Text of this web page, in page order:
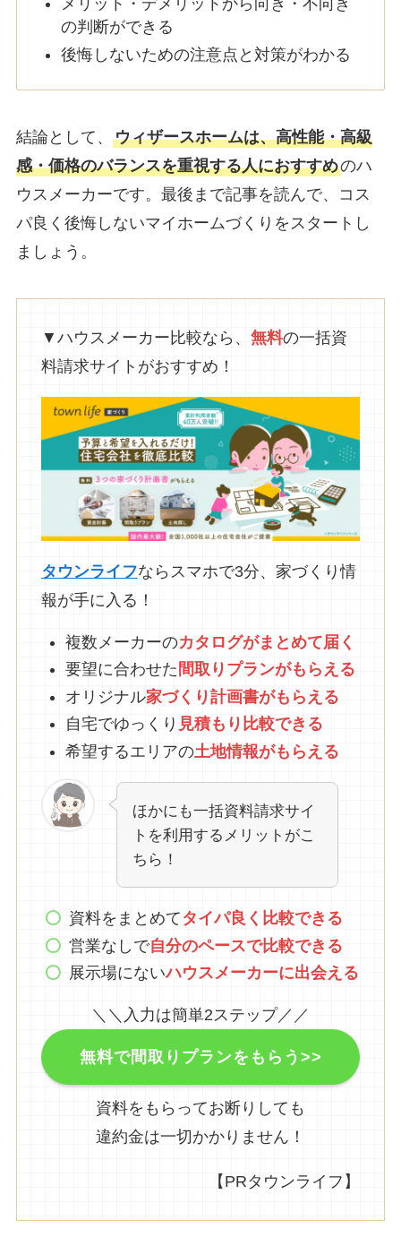
メリット・デメリットから向き・不向き
の判断ができる
後悔しないための注意点と対策がわかる
結論として、 ウィザースホームは、高性能・高級
感・価格のバランスを重視する人におすすめのハ
ウスメーカーです。最後まで記事を読んで、コス
パ良く後悔しないマイホームづくりをスタートし
ましょう。
▼ハウスメーカー比較なら、 無料の一括資
料請求サイトがおすすめ！
タウンライフならスマホで3分、家づくり情
報が手に入る！
複数メーカーのカタログがまとめて届 く
要望に合わせた 間取りプランがもらえる
オリジナル家づくり計画書がもらえる
自宅でゆっくり 見積もり比較できる
希望するエリアの土地情報がもらえる
ほかにも一括資料請求サイ
トを利用するメリットがこ
ちら！
資料をまとめて タイパ良く比較できる
営業なしで自分のペースで比較できる
展示場にないハウスメーカーに出会える
＼＼入力は簡単2ステップ／／
無料で間取りプランをもらう>>
資料をもらってお断りしても
違約金は一切かかりません！
【PRタウンライフ】